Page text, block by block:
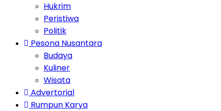
Hukrim
Peristiwa
Politik
Pesona Nusantara
Budaya
Kuliner
Wisata
Advertorial
Rumpun Karya